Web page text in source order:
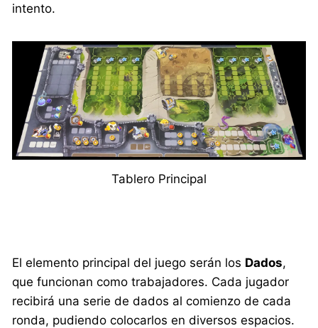
intento.
Tablero Principal
El elemento principal del juego serán los Dados,
que funcionan como trabajadores. Cada jugador
recibirá una serie de dados al comienzo de cada
ronda, pudiendo colocarlos en diversos espacios.